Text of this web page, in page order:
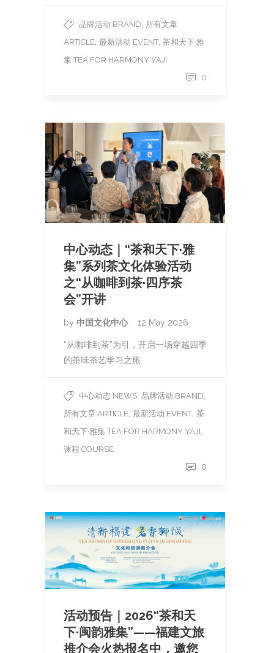
品牌活动 BRAND, 所有文章
ARTICLE, 最新活动 EVENT, 茶和天下·雅
集 TEA FOR HARMONY YAJI
0
中心动态｜“茶和天下·雅
集”系列茶文化体验活动
之“从咖啡到茶·四序茶
会”开讲
by 中国文化中心 12 May 2026
“从咖啡到茶”为引，开启一场穿越四季
的茶味茶艺学习之旅
中心动态 NEWS 品牌活动 BRAND
所有文章 ARTICLE 最新活动 EVENT 茶
和天下·雅集 TEA FOR HARMONY YAJI
课程 COURSE
0
活动预告｜2026“茶和天
下·闽韵雅集”——福建文旅
推介会火热报名中，邀您